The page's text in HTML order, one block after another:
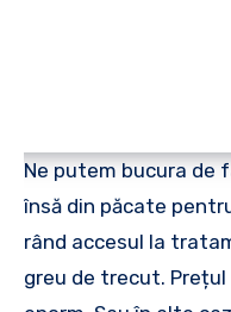
Ne putem bucura de
însă din păcate
rând accesul la
greu de trecut.